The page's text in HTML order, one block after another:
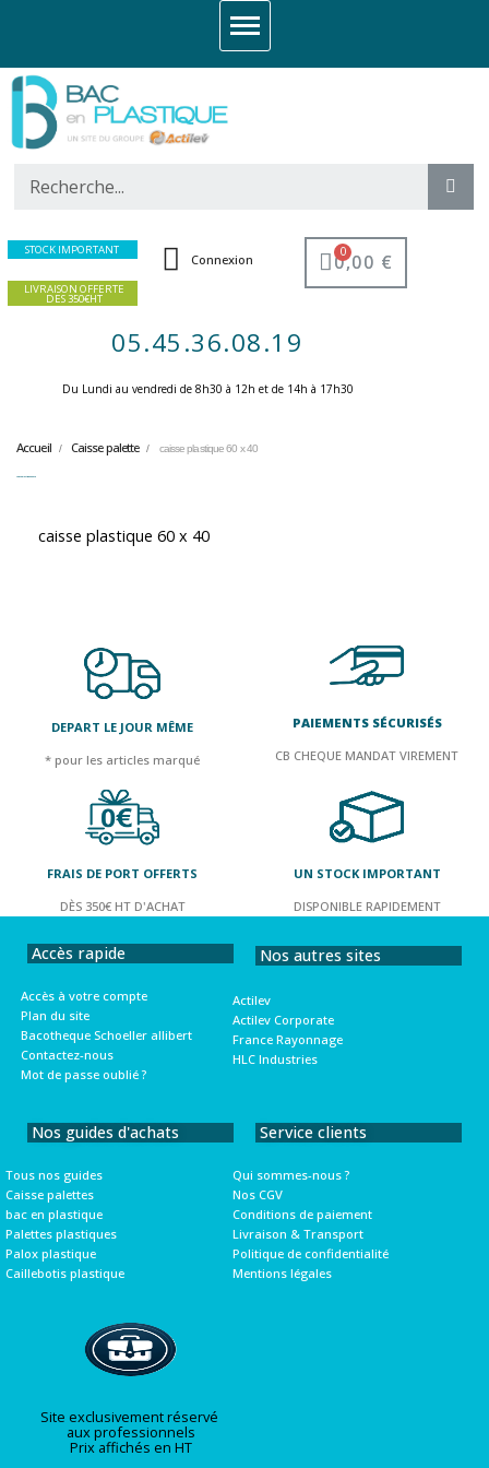
STOCK IMPORTANT
LIVRAISON OFFERTE
DES 350€HT
Connexion 0,00 €
05.45.36.08.19
Du Lundi au vendredi de 8h30 à 12h et de 14h à 17h30 ​
Accueil Caisse palette caisse plastique 60 x 40
caisse plastique 60 x 40
DEPART LE JOUR MÊME
* pour les articles marqué
PAIEMENTS SÉCURISÉS
CB CHEQUE MANDAT VIREMENT
FRAIS DE PORT OFFERTS
DÈS 350€ HT D'ACHAT
UN STOCK IMPORTANT
DISPONIBLE RAPIDEMENT
Accès rapide
Accès à votre compte
Plan du site
Bacotheque Schoeller allibert
Contactez-nous
Mot de passe oublié ?
Nos autres sites
Actilev
Actilev Corporate
France Rayonnage
HLC Industries
Nos guides d'achats
Tous nos guides
Caisse palettes
bac en plastique
Palettes plastiques
Palox plastique
Caillebotis plastique
Service clients
Qui sommes-nous ?
Nos CGV
Conditions de paiement
Livraison & Transport
Politique de confidentialité
Mentions légales
Site exclusivement réservé
aux professionnels
Prix affichés en HT